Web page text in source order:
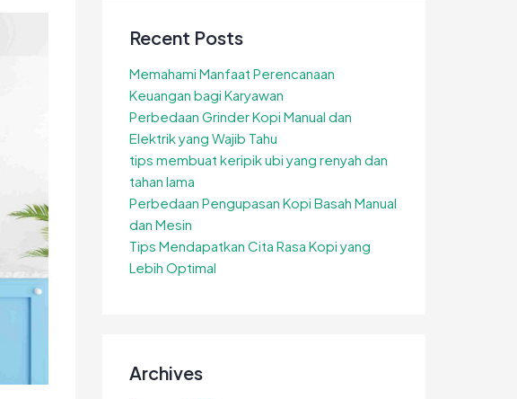
Recent Posts
Memahami Manfaat Perencanaan
Keuangan bagi Karyawan
Perbedaan Grinder Kopi Manual dan
Elektrik yang Wajib Tahu
tips membuat keripik ubi yang renyah dan
tahan lama
Perbedaan Pengupasan Kopi Basah Manual
dan Mesin
Tips Mendapatkan Cita Rasa Kopi yang
Lebih Optimal
Archives